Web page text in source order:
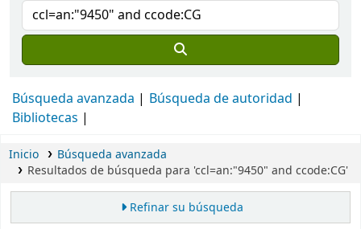
Búsqueda avanzada
Búsqueda de autoridad
Bibliotecas
Inicio
Búsqueda avanzada
Resultados de búsqueda para 'ccl=an:"9450" and ccode:CG'
Refinar su búsqueda